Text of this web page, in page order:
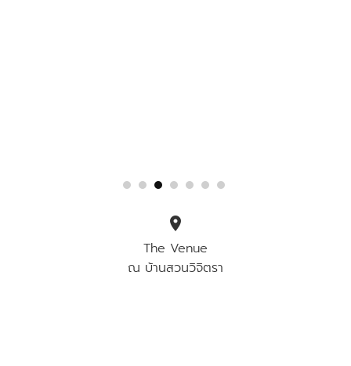
location_on
The Venue
ณ บ้านสวนวิจิตรา